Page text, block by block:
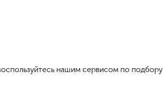
нашим сервисом по подбору